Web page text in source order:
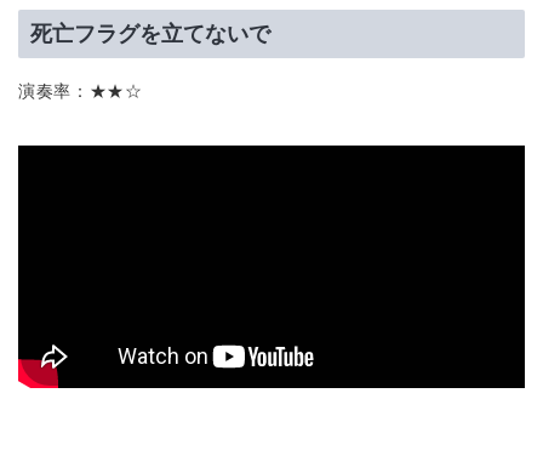
死亡フラグを立てないで
演奏率：★★☆